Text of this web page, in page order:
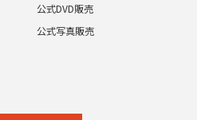
公式DVD販売
公式写真販売